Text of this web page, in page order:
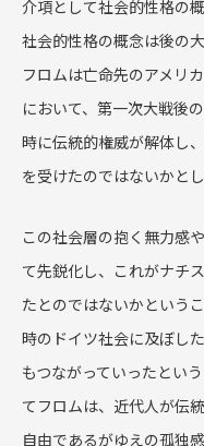
介項として社会的性格の
社会的性格の概念は後の
フロムは亡命先のアメリ
において、第一次大戦後
時に伝統的権威が解体し
を受けたのではないかとし
この社会層の抱く無力感
て先鋭化し、これがナチ
たとのではないかという
時のドイツ社会に及ぼし
もつながっていったとい
てフロムは、近代人が伝
自由であるがゆえの孤独